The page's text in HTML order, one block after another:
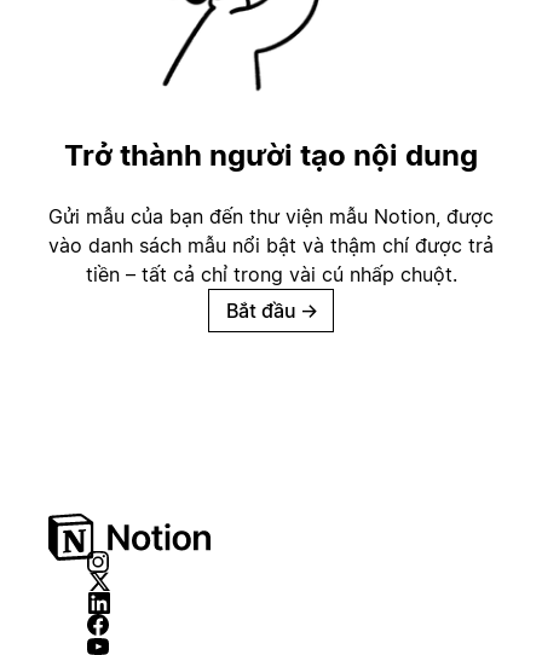
Trở thành người tạo nội dung
Gửi mẫu của bạn đến thư viện mẫu Notion, được
vào danh sách mẫu nổi bật và thậm chí được trả
tiền – tất cả chỉ trong vài cú nhấp chuột.
Bắt đầu →